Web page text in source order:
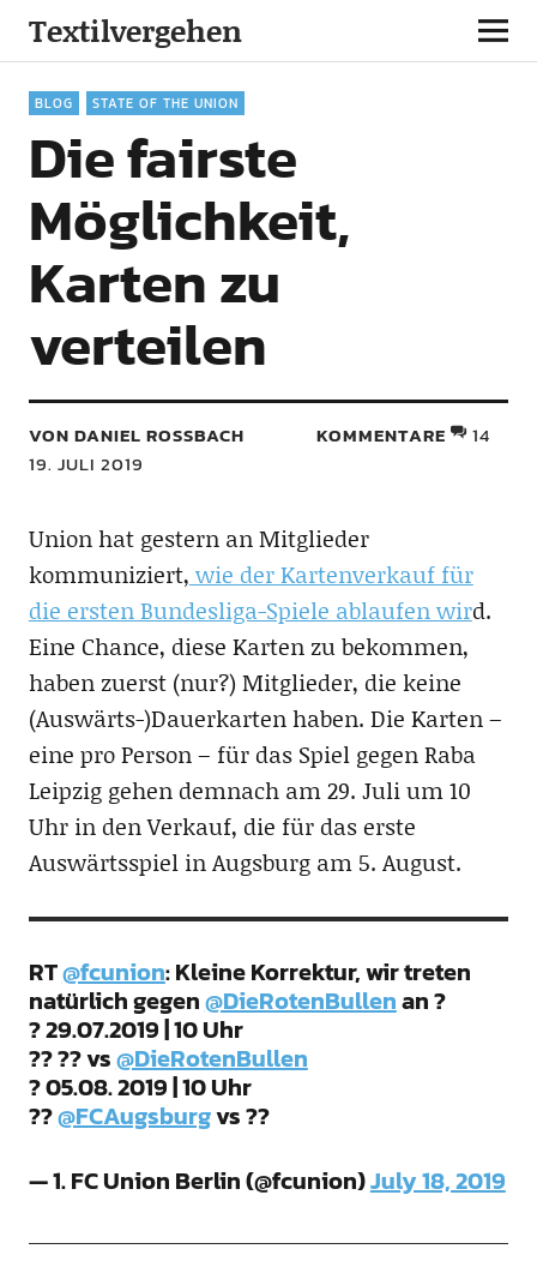
Textilvergehen
BLOG STATE OF THE UNION
Die fairste
Möglichkeit,
Karten zu
verteilen
VON DANIEL ROSSBACH
19. JULI 2019
KOMMENTARE 14
Union hat gestern an Mitglieder
kommuniziert, wie der Kartenverkauf für
die ersten Bundesliga-Spiele ablaufen wird.
Eine Chance, diese Karten zu bekommen,
haben zuerst (nur?) Mitglieder, die keine
(Auswärts-)Dauerkarten haben. Die Karten –
eine pro Person – für das Spiel gegen Raba
Leipzig gehen demnach am 29. Juli um 10
Uhr in den Verkauf, die für das erste
Auswärtsspiel in Augsburg am 5. August.
RT@fcunion: Kleine Korrektur, wir treten
natürlich gegen@DieRotenBullenan ?
? 29.07.2019 | 10 Uhr
?? ?? vs@DieRotenBullen
? 05.08. 2019 | 10 Uhr
??@FCAugsburgvs ??
— 1. FC Union Berlin (@fcunion)July 18, 2019